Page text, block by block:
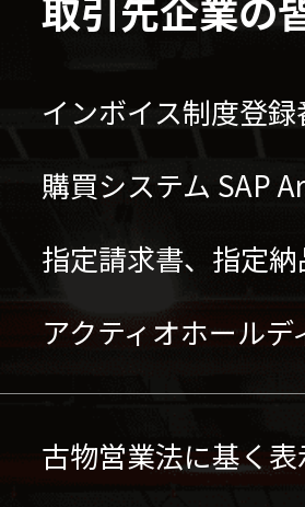
取引先企業の
インボイス制度登
購買システム SAP
指定請求書、指定
アクティオホール
古物営業法に基く表